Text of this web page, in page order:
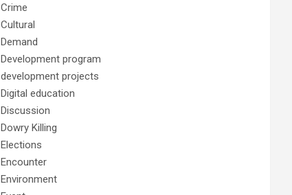
Crime
Cultural
Demand
Development program
development projects
Digital education
Discussion
Dowry Killing
Elections
Encounter
Environment